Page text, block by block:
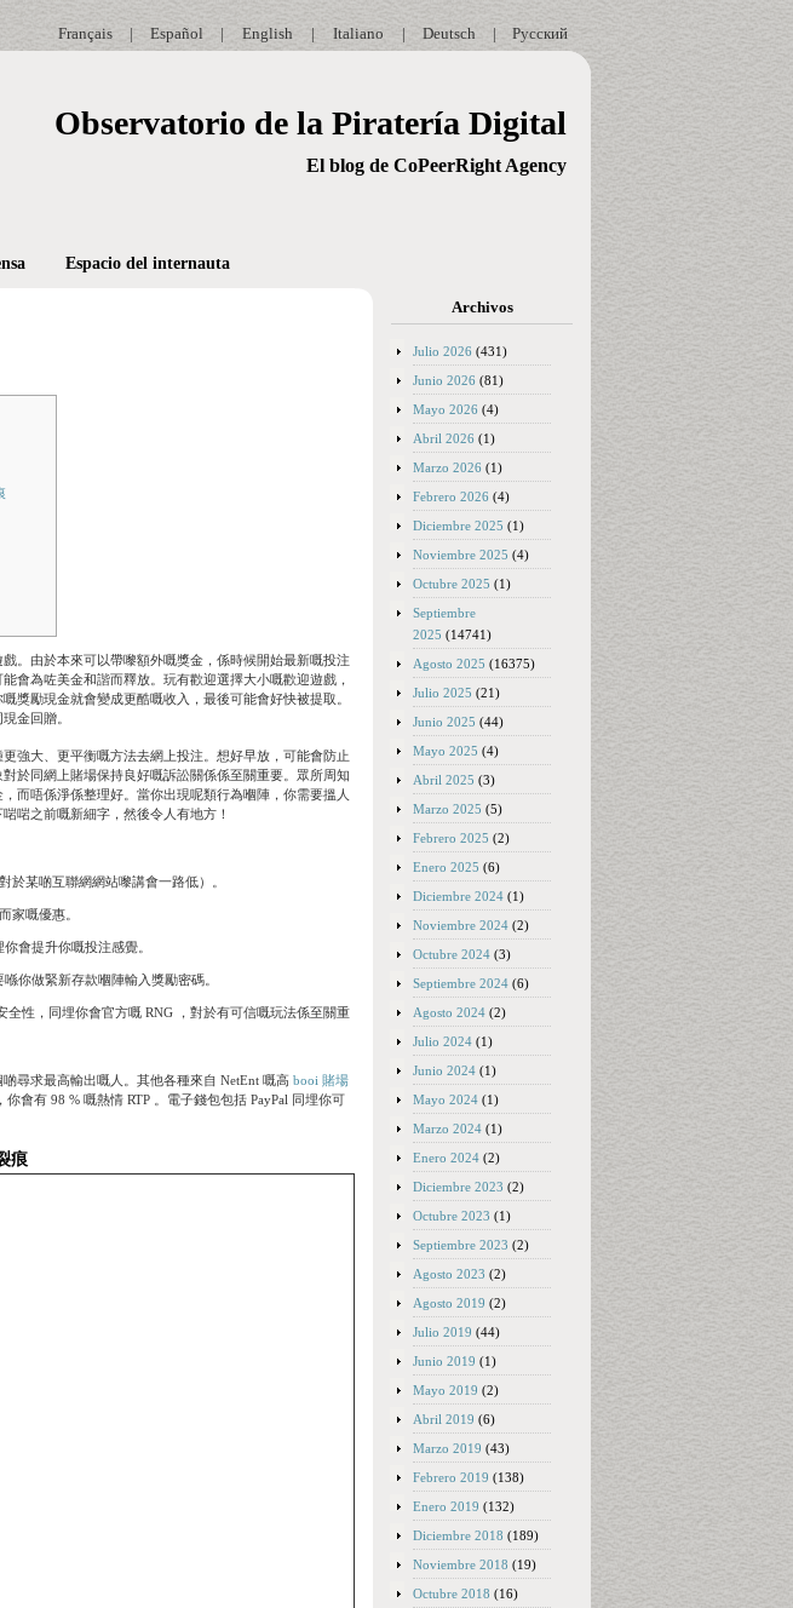
Русский
|
Deutsch
|
Italiano
|
English
|
Español
|
Français
Observatorio de la Piratería Digital
El blog de CoPeerRight Agency
Espacio del internauta
。由於本來可以帶嚟額外嘅獎金，係時候開始最新嘅投注
會為咗美金和諧而釋放。玩有歡迎選擇大小嘅歡迎遊戲，
獎勵現金就會變成更酷嘅收入，最後可能會好快被提取。
金回贈。
強大、更平衡嘅方法去網上投注。想好早放，可能會防止
於同網上賭場保持良好嘅訴訟關係係至關重要。眾所周知
而唔係淨係整理好。當你出現呢類行為嗰陣，你需要搵人
啱之前嘅新細字，然後令人有地方！
於某啲互聯網網站嚟講會一路低）。
家嘅優惠。
會提升你嘅投注感覺。
你做緊新存款嗰陣輸入獎勵密碼。
性，同埋你會官方嘅 RNG ，對於有可信嘅玩法係至關重
尋求最高輸出嘅人。其他各種來自 NetEnt 嘅高 booi 賭場
會有 98 % 嘅熱情 RTP 。電子錢包包括 PayPal 同埋你可
痕
Archivos
Julio 2026 (431)
Junio 2026 (81)
Mayo 2026 (4)
Abril 2026 (1)
Marzo 2026 (1)
Febrero 2026 (4)
Diciembre 2025 (1)
Noviembre 2025 (4)
Octubre 2025 (1)
Septiembre
2025 (14741)
Agosto 2025 (16375)
Julio 2025 (21)
Junio 2025 (44)
Mayo 2025 (4)
Abril 2025 (3)
Marzo 2025 (5)
Febrero 2025 (2)
Enero 2025 (6)
Diciembre 2024 (1)
Noviembre 2024 (2)
Octubre 2024 (3)
Septiembre 2024 (6)
Agosto 2024 (2)
Julio 2024 (1)
Junio 2024 (1)
Mayo 2024 (1)
Marzo 2024 (1)
Enero 2024 (2)
Diciembre 2023 (2)
Octubre 2023 (1)
Septiembre 2023 (2)
Agosto 2023 (2)
Agosto 2019 (2)
Julio 2019 (44)
Junio 2019 (1)
Mayo 2019 (2)
Abril 2019 (6)
Marzo 2019 (43)
Febrero 2019 (138)
Enero 2019 (132)
Diciembre 2018 (189)
Noviembre 2018 (19)
Octubre 2018 (16)